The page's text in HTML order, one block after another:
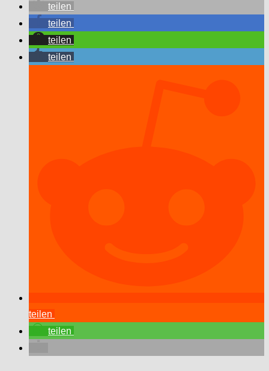
teilen
teilen
teilen
teilen
teilen
teilen